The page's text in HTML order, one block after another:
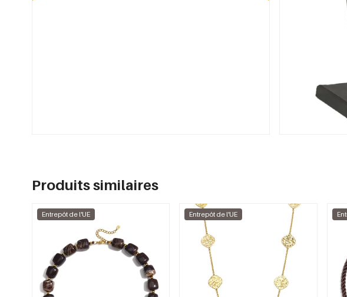
Produits similaires
Entrepôt de l'UE Entrepôt de l'UE